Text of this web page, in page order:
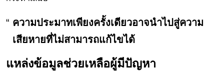
ความประมาทเพียงครั้งเดียวอาจนำไปสู่ความ
เสียหายที่ไม่สามารถแก้ไขได้
แหล่งข้อมูลช่วยเหลือผู้มีปัญหา